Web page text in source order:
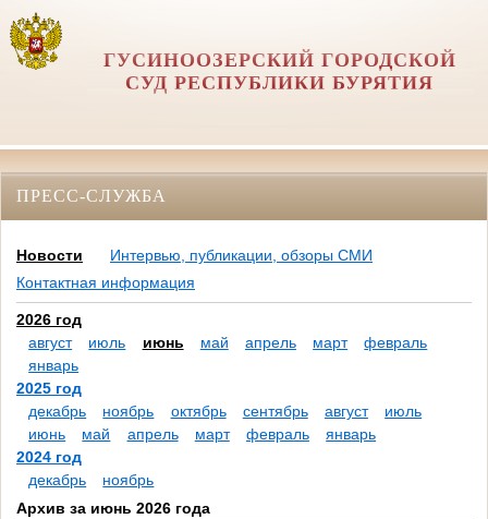
ГУСИНООЗЕРСКИЙ ГОРОДСКОЙ
СУД РЕСПУБЛИКИ БУРЯТИЯ
ПРЕСС-СЛУЖБА
Новости
Интервью, публикации, обзоры СМИ
Контактная информация
2026 год
август
июль июнь май апрель март
февраль
январь
2025 год
декабрь
ноябрь октябрь сентябрь август
июль
июнь
май апрель март февраль
январь
2024 год
декабрь
ноябрь
Архив за июнь 2026 года